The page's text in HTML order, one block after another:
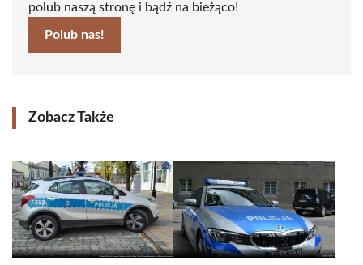
polub naszą stronę i bądź na bieżąco!
Polub nas!
Zobacz Także